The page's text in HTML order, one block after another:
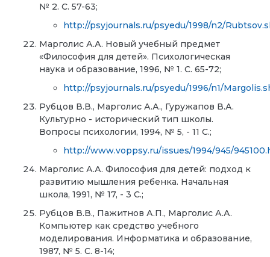
№ 2. С. 57-63;
http://psyjournals.ru/psyedu/1998/n2/
Марголис А.А. Новый учебный предмет
«Философия для детей». Психологическая
наука и образование, 1996, № 1. С. 65-72;
http://psyjournals.ru/psyedu/1996/n1/
Рубцов В.В., Марголис А.А., Гуружапов В.А.
Культурно - исторический тип школы.
Вопросы психологии, 1994, № 5, - 11 С.;
http://www.voppsy.ru/issues/1994/945/
Марголис А.А. Философия для детей: подход к
развитию мышления ребенка. Начальная
школа, 1991, № 17, - 3 С.;
Рубцов В.В., Пажитнов А.П., Марголис А.А.
Компьютер как средство учебного
моделирования. Информатика и образование,
1987, № 5. С. 8-14;